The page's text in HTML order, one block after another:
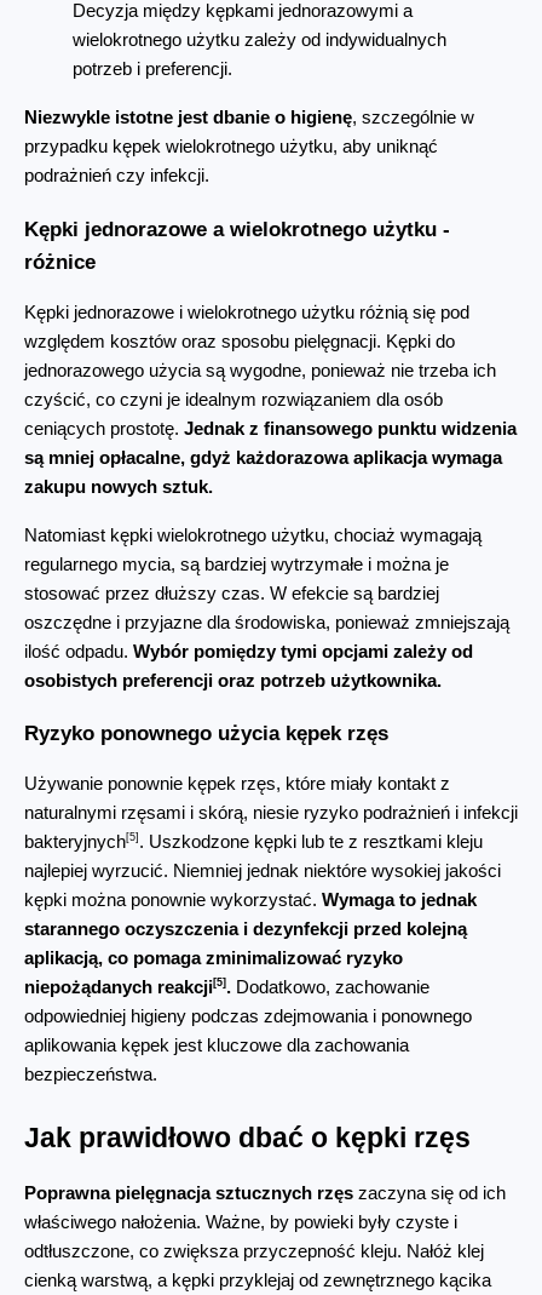
Decyzja między kępkami jednorazowymi a
wielokrotnego użytku zależy od indywidualnych
potrzeb i preferencji.
Niezwykle istotne jest dbanie o higienę, szczególnie w
przypadku kępek wielokrotnego użytku, aby uniknąć
podrażnień czy infekcji.
Kępki jednorazowe a wielokrotnego użytku -
różnice
Kępki jednorazowe i wielokrotnego użytku różnią się pod
względem kosztów oraz sposobu pielęgnacji. Kępki do
jednorazowego użycia są wygodne, ponieważ nie trzeba ich
czyścić, co czyni je idealnym rozwiązaniem dla osób
ceniących prostotę. Jednak z finansowego punktu widzenia
są mniej opłacalne, gdyż każdorazowa aplikacja wymaga
zakupu nowych sztuk.
Natomiast kępki wielokrotnego użytku, chociaż wymagają
regularnego mycia, są bardziej wytrzymałe i można je
stosować przez dłuższy czas. W efekcie są bardziej
oszczędne i przyjazne dla środowiska, ponieważ zmniejszają
ilość odpadu. Wybór pomiędzy tymi opcjami zależy od
osobistych preferencji oraz potrzeb użytkownika.
Ryzyko ponownego użycia kępek rzęs
Używanie ponownie kępek rzęs, które miały kontakt z
naturalnymi rzęsami i skórą, niesie ryzyko podrażnień i infekcji
bakteryjnych [5] . Uszkodzone kępki lub te z resztkami kleju
najlepiej wyrzucić. Niemniej jednak niektóre wysokiej jakości
kępki można ponownie wykorzystać. Wymaga to jednak
starannego oczyszczenia i dezynfekcji przed kolejną
aplikacją, co pomaga zminimalizować ryzyko
niepożądanych reakcji [5] . Dodatkowo, zachowanie
odpowiedniej higieny podczas zdejmowania i ponownego
aplikowania kępek jest kluczowe dla zachowania
bezpieczeństwa.
Jak prawidłowo dbać o kępki rzęs
Poprawna pielęgnacja sztucznych rzęs zaczyna się od ich
właściwego nałożenia. Ważne, by powieki były czyste i
odtłuszczone, co zwiększa przyczepność kleju. Nałóż klej
cienką warstwą, a kępki przyklejaj od zewnętrznego kącika